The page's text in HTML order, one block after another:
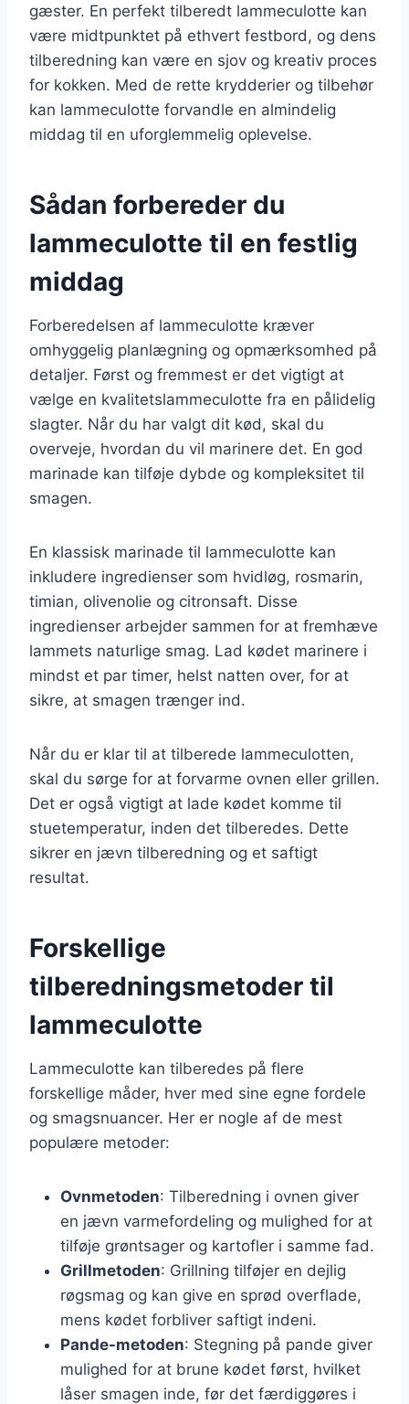
gæster. En perfekt tilberedt lammeculotte kan
være midtpunktet på ethvert festbord, og dens
tilberedning kan være en sjov og kreativ proces
for kokken. Med de rette krydderier og tilbehør
kan lammeculotte forvandle en almindelig
middag til en uforglemmelig oplevelse.
Sådan forbereder du
lammeculotte til en festlig
middag
Forberedelsen af lammeculotte kræver
omhyggelig planlægning og opmærksomhed på
detaljer. Først og fremmest er det vigtigt at
vælge en kvalitetslammeculotte fra en pålidelig
slagter. Når du har valgt dit kød, skal du
overveje, hvordan du vil marinere det. En god
marinade kan tilføje dybde og kompleksitet til
smagen.
En klassisk marinade til lammeculotte kan
inkludere ingredienser som hvidløg, rosmarin,
timian, olivenolie og citronsaft. Disse
ingredienser arbejder sammen for at fremhæve
lammets naturlige smag. Lad kødet marinere i
mindst et par timer, helst natten over, for at
sikre, at smagen trænger ind.
Når du er klar til at tilberede lammeculotten,
skal du sørge for at forvarme ovnen eller grillen.
Det er også vigtigt at lade kødet komme til
stuetemperatur, inden det tilberedes. Dette
sikrer en jævn tilberedning og et saftigt
resultat.
Forskellige
tilberedningsmetoder til
lammeculotte
Lammeculotte kan tilberedes på flere
forskellige måder, hver med sine egne fordele
og smagsnuancer. Her er nogle af de mest
populære metoder:
Ovnmetoden: Tilberedning i ovnen giver
en jævn varmefordeling og mulighed for at
tilføje grøntsager og kartofler i samme fad.
Grillmetoden: Grillning tilføjer en dejlig
røgsmag og kan give en sprød overflade,
mens kødet forbliver saftigt indeni.
Pande-metoden: Stegning på pande giver
mulighed for at brune kødet først, hvilket
låser smagen inde, før det færdiggøres i